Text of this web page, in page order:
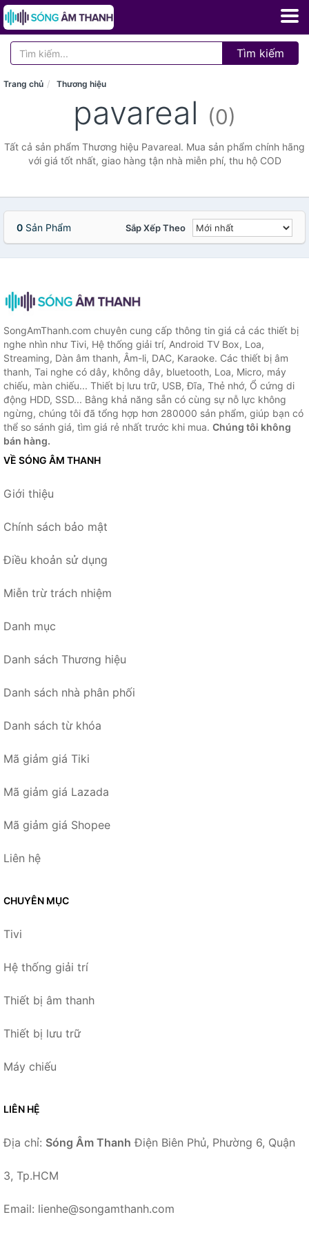
Tìm kiếm
Trang chủ Thương hiệu
pavareal (0)
Tất cả sản phẩm Thương hiệu Pavareal. Mua sản phẩm chính hãng
với giá tốt nhất, giao hàng tận nhà miễn phí, thu hộ COD
0 Sản Phẩm Sắp Xếp Theo
SongAmThanh.com chuyên cung cấp thông tin giá cả các thiết bị
nghe nhìn như Tivi, Hệ thống giải trí, Android TV Box, Loa,
Streaming, Dàn âm thanh, Âm-li, DAC, Karaoke. Các thiết bị âm
thanh, Tai nghe có dây, không dây, bluetooth, Loa, Micro, máy
chiếu, màn chiếu... Thiết bị lưu trữ, USB, Đĩa, Thẻ nhớ, Ổ cứng di
động HDD, SSD... Bằng khả năng sẵn có cùng sự nỗ lực không
ngừng, chúng tôi đã tổng hợp hơn 280000 sản phẩm, giúp bạn có
thể so sánh giá, tìm giá rẻ nhất trước khi mua. Chúng tôi không
bán hàng.
VỀ SÓNG ÂM THANH
Giới thiệu
Chính sách bảo mật
Điều khoản sử dụng
Miễn trừ trách nhiệm
Danh mục
Danh sách Thương hiệu
Danh sách nhà phân phối
Danh sách từ khóa
Mã giảm giá Tiki
Mã giảm giá Lazada
Mã giảm giá Shopee
Liên hệ
CHUYÊN MỤC
Tivi
Hệ thống giải trí
Thiết bị âm thanh
Thiết bị lưu trữ
Máy chiếu
LIÊN HỆ
Địa chỉ: Sóng Âm Thanh Điện Biên Phủ, Phường 6, Quận
3, Tp.HCM
Email: lienhe@songamthanh.com